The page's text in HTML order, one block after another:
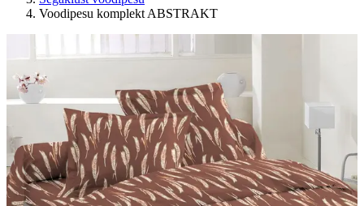
Voodipesu komplekt ABSTRAKT